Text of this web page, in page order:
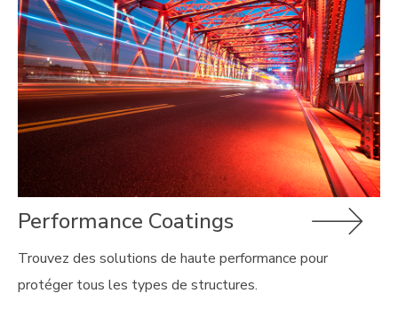
Performance Coatings
Trouvez des solutions de haute performance pour
protéger tous les types de structures.